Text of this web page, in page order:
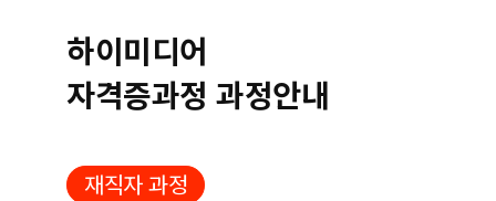
하이미디어
자격증과정 과정안내
재직자 과정